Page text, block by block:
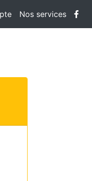
Nos services